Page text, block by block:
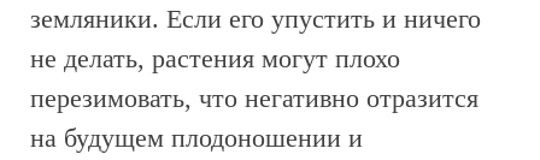
земляники. Если его упустить и ничего
не делать, растения могут плохо
перезимовать, что негативно отразится
на будущем плодоношении и